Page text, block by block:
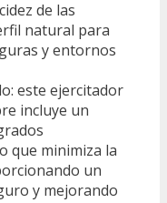
de las
natural para
y entornos
este ejercitador
incluye un
que minimiza la
un
y mejorando